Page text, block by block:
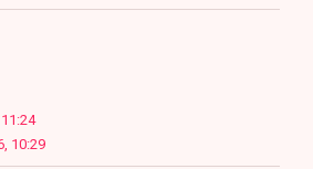
10:29